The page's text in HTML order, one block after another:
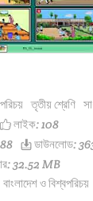
তৃতীয় শ্রেণি
লাইক:108
ডাউনলোড:
32.52 MB
বাংলাদেশ ও বিশ্বপরিচয়